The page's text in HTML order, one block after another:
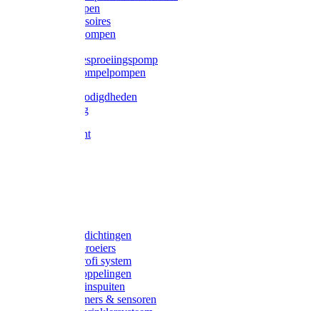
Ebara pompen
Pompaccessoires
Excellent pompen
Gardena besproeiingspomp
Gardena dompelpompen
Tyleen benodigdheden
Tyleenslang
Lange bocht
Gardena afdichtingen
Gardena sproeiers
Gardena Profi system
Gardena koppelingen
Gardena tuinspuiten
Gardena timers & sensoren